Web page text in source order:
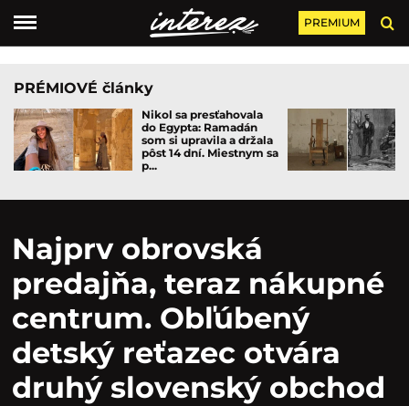
PREMIUM
PRÉMIOVÉ články
Nikol sa presťahovala
do Egypta: Ramadán
som si upravila a držala
pôst 14 dní. Miestnym sa
p...
Najprv obrovská
predajňa, teraz nákupné
centrum. Obľúbený
detský reťazec otvára
druhý slovenský obchod